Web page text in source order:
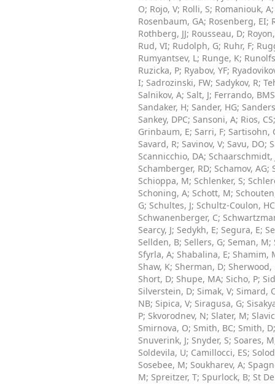
O; Rojo, V; Rolli, S; Romaniouk, A
Rosenbaum, GA; Rosenberg, EI;
Rothberg, JJ; Rousseau, D;
Rud, VI; Rudolph, G; Ruhr, F;
Rumyantsev, L; Runge, K;
Ruzicka, P; Ryabov, YF;
I; Sadrozinski, FW; Sadykov, R;
Salnikov, A; Salt, J; Ferrando, BMS
Sandaker, H; Sander, HG;
Sankey, DPC; Sansoni, A; Rios, CS
Grinbaum, E; Sarri, F; Sartisohn,
Savard, R; Savinov, V; Savu, DO;
Scannicchio, DA; Schaarschmidt,
Schamberger, RD; Schamov, AG;
Schioppa, M; Schlenker, S;
Schoning, A; Schott, M;
G; Schultes, J; Schultz-Coulon, HC
Schwanenberger, C;
Searcy, J; Sedykh, E; Segura, E;
Sellden, B; Sellers, G; Seman, M;
Sfyrla, A; Shabalina, E; Shamim,
Shaw, K; Sherman, D; Sherwood,
Short, D; Shupe, MA; Sicho, P;
Silverstein, D; Simak, V; Simard,
NB; Sipica, V; Siragusa, G;
P; Skvorodnev, N; Slater, M;
Smirnova, O; Smith, BC; Smith, D
Snuverink, J; Snyder, S; Soares, M
Soldevila, U; Camillocci, ES;
Sosebee, M; Soukharev, A;
M; Spreitzer, T; Spurlock, B; St